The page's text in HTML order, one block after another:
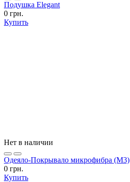
Подушка Elegant
0 грн.
Купить
Нет в наличии
Одеяло-Покрывало микрофибра (М3)
0 грн.
Купить